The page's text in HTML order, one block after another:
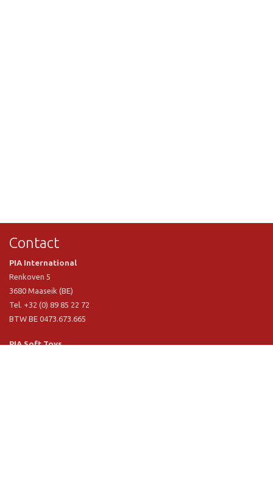
Contact
PIA International
Renkoven 5
3680 Maaseik (BE)
Tel. +32 (0) 89 85 22 72
BTW BE 0473.673.665
PIA Soft Toys